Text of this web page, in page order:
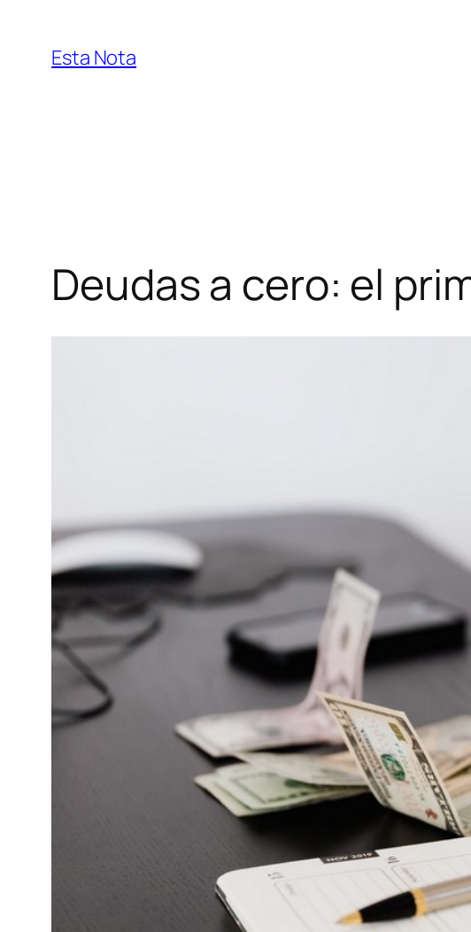
contenido
Esta Nota
Deudas a cero: el